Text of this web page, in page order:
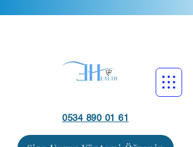
0534 890 01 61